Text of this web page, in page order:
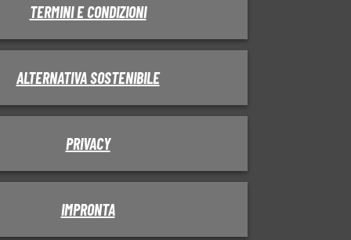
TERMINI E CONDIZIONI
ALTERNATIVA SOSTENIBILE
PRIVACY
IMPRONTA